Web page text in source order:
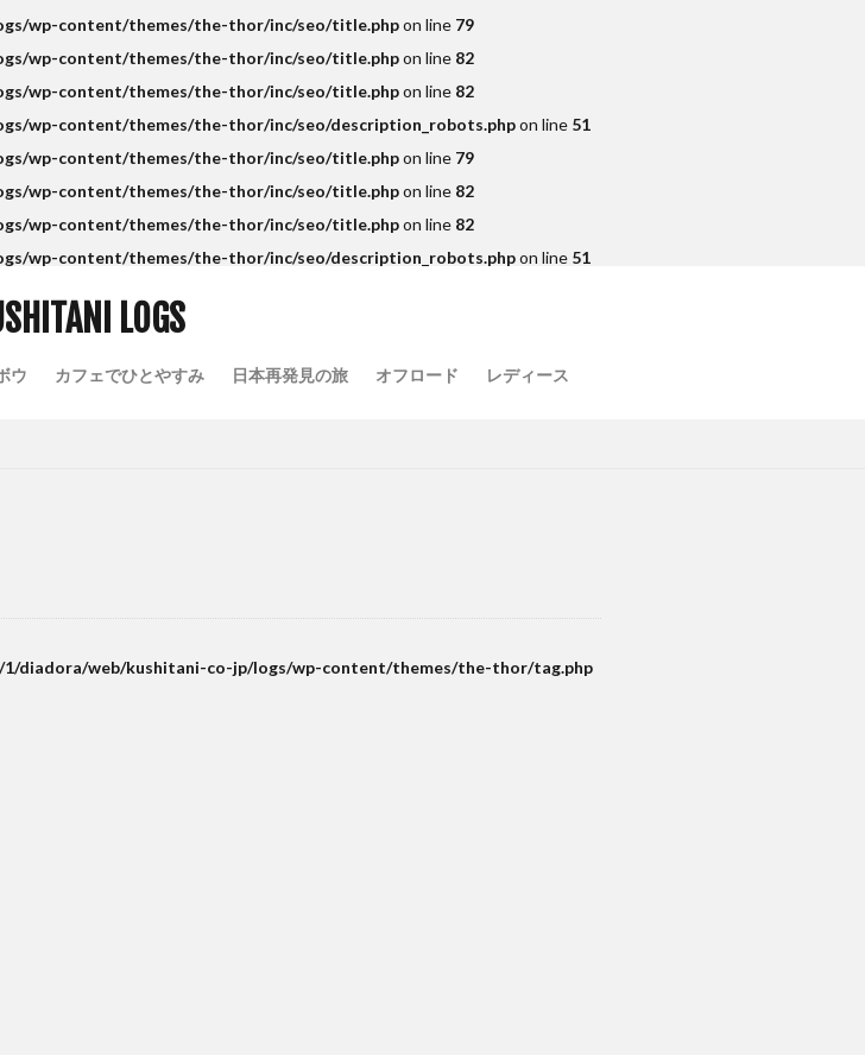
wp-content/themes/the-thor/inc/seo/title.phpon line 79
wp-content/themes/the-thor/inc/seo/title.phpon line 82
wp-content/themes/the-thor/inc/seo/title.phpon line 82
wp-content/themes/the-thor/inc/seo/description_robots.phpon line 51
wp-content/themes/the-thor/inc/seo/title.phpon line 79
wp-content/themes/the-thor/inc/seo/title.phpon line 82
wp-content/themes/the-thor/inc/seo/title.phpon line 82
wp-content/themes/the-thor/inc/seo/description_robots.phpon line 51
ウ カフェでひとやすみ 日本再発見の旅 オフロード レディース
1/diadora/web/kushitani-co-jp/logs/wp-content/themes/the-thor/tag.php